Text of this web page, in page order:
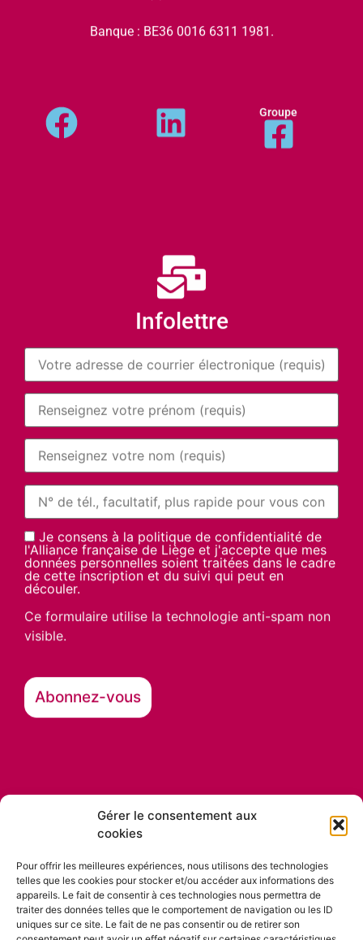
Gérer le consentement aux
cookies
Pour offrir les meilleures expériences, nous utilisons des technologies
telles que les cookies pour stocker et/ou accéder aux informations des
appareils. Le fait de consentir à ces technologies nous permettra de
traiter des données telles que le comportement de navigation ou les ID
uniques sur ce site. Le fait de ne pas consentir ou de retirer son
Banque : BE36 0016 6311 1981.
Groupe
Infolettre
Je consens à la politique de confidentialité de
l'Alliance française de Liège et j'accepte que mes
données personnelles soient traitées dans le cadre
de cette inscription et du suivi qui peut en
découler.
Ce formulaire utilise la technologie anti-spam non
visible.
Nos partenaires